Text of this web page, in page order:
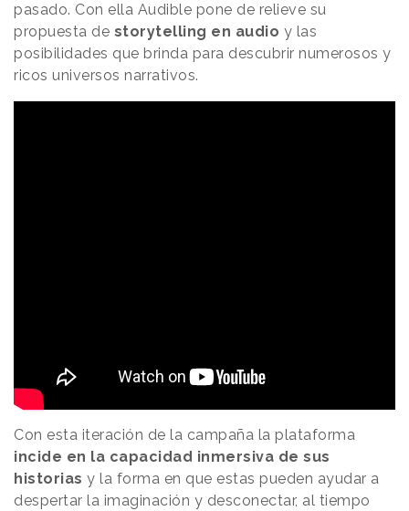
pasado. Con ella Audible pone de relieve su
propuesta de storytelling en audio y las
posibilidades que brinda para descubrir numerosos y
ricos universos narrativos.
Con esta iteración de la campaña la plataforma
incide en la capacidad inmersiva de sus
historias y la forma en que estas pueden ayudar a
despertar la imaginación y desconectar, al tiempo